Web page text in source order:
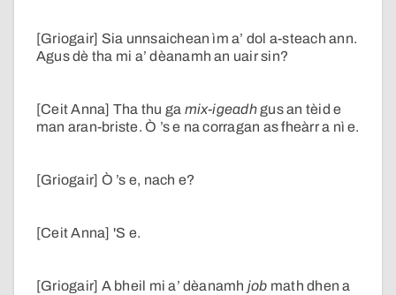
[Griogair] Sia unnsaichean ìm a’ dol a-steach ann.
Agus dè tha mi a’ dèanamh an uair sin?
[Ceit Anna] Tha thu ga mix-igeadhgus an tèid e
man aran-briste. Ò ’s e na corragan as fheàrr a nì e.
[Griogair] Ò ’s e, nach e?
[Ceit Anna] 'S e.
[Griogair] A bheil mi a’ dèanamh job math dhen a